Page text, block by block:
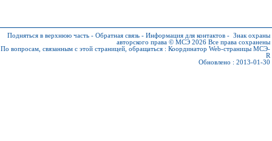
Подняться в верхнюю часть - Обратная связь - Информация для контактов - Знак охраны
авторского права © МСЭ 2026 Все права сохранены
По вопросам, связанным с этой страницей, обращаться : Координатор Web-страницы МСЭ-
R
Обновлено : 2013-01-30